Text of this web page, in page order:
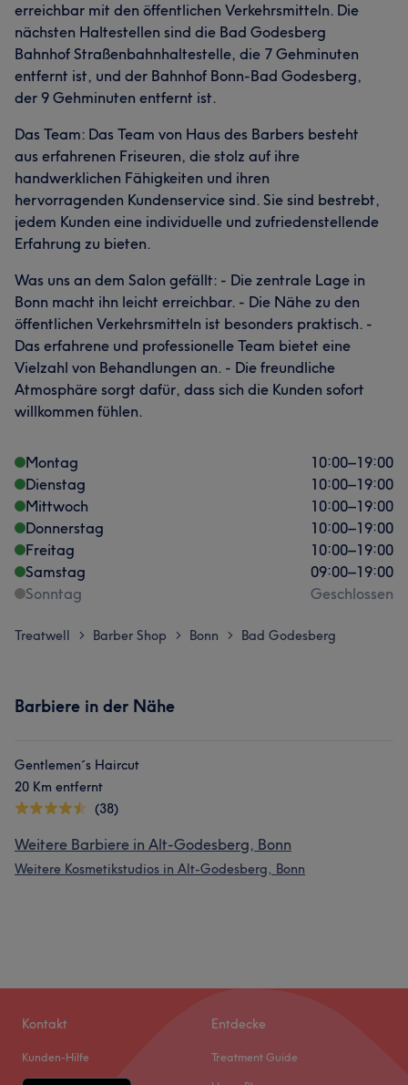
erreichbar mit den öffentlichen Verkehrsmitteln. Die
nächsten Haltestellen sind die Bad Godesberg
Bahnhof Straßenbahnhaltestelle, die 7 Gehminuten
entfernt ist, und der Bahnhof Bonn-Bad Godesberg,
der 9 Gehminuten entfernt ist.
Das Team: Das Team von Haus des Barbers besteht
aus erfahrenen Friseuren, die stolz auf ihre
handwerklichen Fähigkeiten und ihren
hervorragenden Kundenservice sind. Sie sind bestrebt,
jedem Kunden eine individuelle und zufriedenstellende
Erfahrung zu bieten.
Was uns an dem Salon gefällt: - Die zentrale Lage in
Bonn macht ihn leicht erreichbar. - Die Nähe zu den
öffentlichen Verkehrsmitteln ist besonders praktisch. -
Das erfahrene und professionelle Team bietet eine
Vielzahl von Behandlungen an. - Die freundliche
Atmosphäre sorgt dafür, dass sich die Kunden sofort
willkommen fühlen.
Montag 10:00–19:00
Dienstag
10:00–19:00
Mittwoch
10:00–19:00
Donnerstag
10:00–19:00
Freitag
10:00–19:00
Samstag
09:00–19:00
Sonntag
Geschlossen
Treatwell > Barber Shop > Bonn > Bad Godesberg
Barbiere in der Nähe
Gentlemen´s Haircut
20 Km entfernt
(38)
Weitere Barbiere in Alt-Godesberg, Bonn
Weitere Kosmetikstudios in Alt-Godesberg, Bonn
Kontakt
Kunden-Hilfe
Entdecke
Treatment Guide